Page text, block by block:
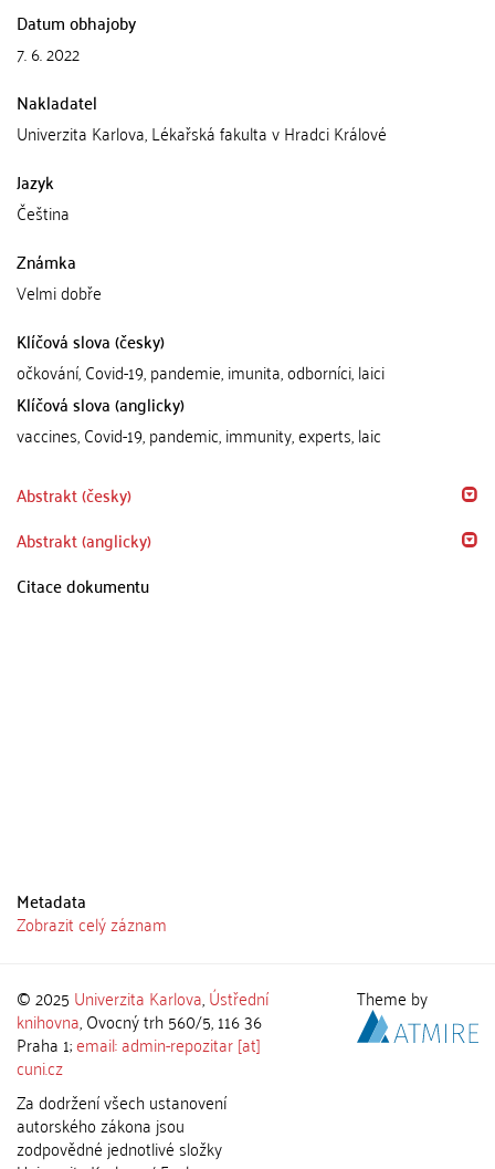
Datum obhajoby
7. 6. 2022
Nakladatel
Univerzita Karlova, Lékařská fakulta v Hradci Králové
Jazyk
Čeština
Známka
Velmi dobře
Klíčová slova (česky)
očkování, Covid-19, pandemie, imunita, odborníci, laici
Klíčová slova (anglicky)
vaccines, Covid-19, pandemic, immunity, experts, laic
Abstrakt (česky)
Abstrakt (anglicky)
Citace dokumentu
Metadata
Zobrazit celý záznam
© 2025 Univerzita Karlova,Ústřední
knihovna, Ovocný trh 560/5, 116 36
Praha 1;email: admin-repozitar [at]
cuni.cz
Za dodržení všech ustanovení
autorského zákona jsou
zodpovědné jednotlivé složky
Theme by